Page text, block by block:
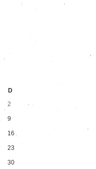
D
2
9
16
23
30